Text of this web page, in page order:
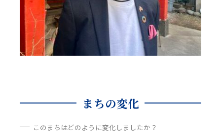
まちの変化
このまちはどのように変化しましたか？